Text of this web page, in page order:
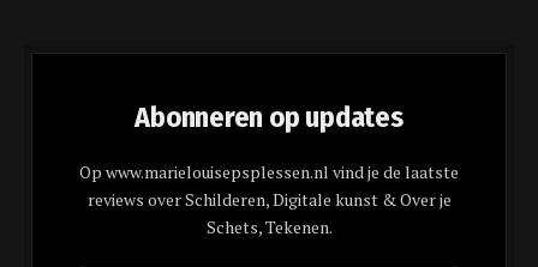
Abonneren op updates
Op www.marielouisepsplessen.nl vind je de laatste
reviews over Schilderen, Digitale kunst & Over je
Schets, Tekenen.